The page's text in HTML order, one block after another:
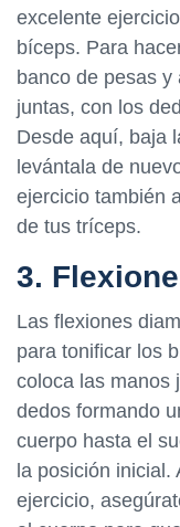
excelente
bíceps. Para
banco de pesas
juntas, con los
Desde aquí, baja
levántala de
ejercicio también
de tus tríceps.
3.
Las flexiones
para tonificar los
coloca las manos
dedos formando
cuerpo hasta el
la posición
ejercicio,